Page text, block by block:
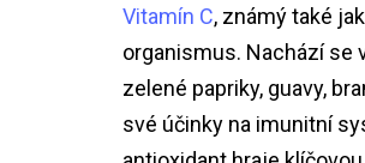
Vitamín C, známý také
organismus. Nachází se
zelené papriky, guavy,
své účinky na imunitní